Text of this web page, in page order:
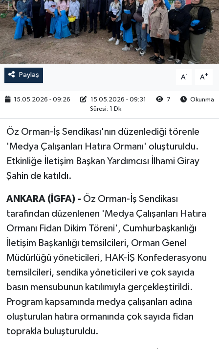
Paylaş A- A+
15.05.2026 - 09:26 15.05.2026 - 09:31 7
Okunma
Süresi: 1 Dk
Öz Orman-İş Sendikası'nın düzenlediği törenle
'Medya Çalışanları Hatıra Ormanı' oluşturuldu.
Etkinliğe İletişim Başkan Yardımcısı İlhami Giray
Şahin de katıldı.
ANKARA (İGFA) - Öz Orman-İş Sendikası
tarafından düzenlenen 'Medya Çalışanları Hatıra
Ormanı Fidan Dikim Töreni', Cumhurbaşkanlığı
İletişim Başkanlığı temsilcileri, Orman Genel
Müdürlüğü yöneticileri, HAK-İŞ Konfederasyonu
temsilcileri, sendika yöneticileri ve çok sayıda
basın mensubunun katılımıyla gerçekleştirildi.
Program kapsamında medya çalışanları adına
oluşturulan hatıra ormanında çok sayıda fidan
toprakla buluşturuldu.
RESMİ İLAN